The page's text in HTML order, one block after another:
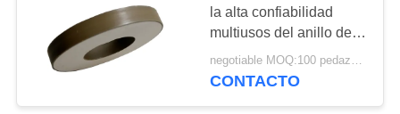
POLICY
la alta confiabilidad
multiusos del anillo de
50m m x de 23m m x de
6.5m m PZT
negotiable MOQ:100 pedazos/pedazos
CONTACTO